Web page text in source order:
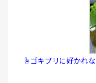
☝ゴキブリに好かれ